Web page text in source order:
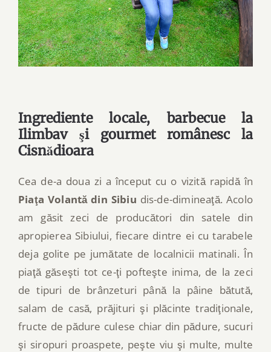
Ingrediente locale, barbecue la
Ilimbav şi gourmet românesc la
Cisnădioara
Cea de-a doua zi a început cu o vizită rapidă în
Piaţa Volantă din Sibiu dis-de-dimineaţă. Acolo
am găsit zeci de producători din satele din
apropierea Sibiului, fiecare dintre ei cu tarabele
deja golite pe jumătate de localnicii matinali. În
piaţă găseşti tot ce-ţi pofteşte inima, de la zeci
de tipuri de brânzeturi până la pâine bătută,
salam de casă, prăjituri şi plăcinte tradiţionale,
fructe de pădure culese chiar din pădure, sucuri
şi siropuri proaspete, peşte viu şi multe, multe